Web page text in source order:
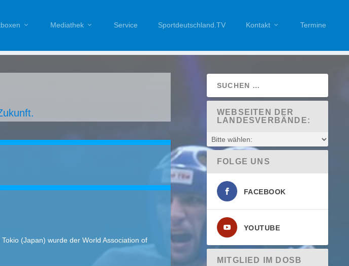
Mediathek Service Sportdeutschland.TV Kontakt Termine
(Japan) wurde der World Association of
WEBSEITEN DER
LANDESVERBÄNDE:
FOLGE UNS
FACEBOOK
YOUTUBE
MITGLIED IM DOSB